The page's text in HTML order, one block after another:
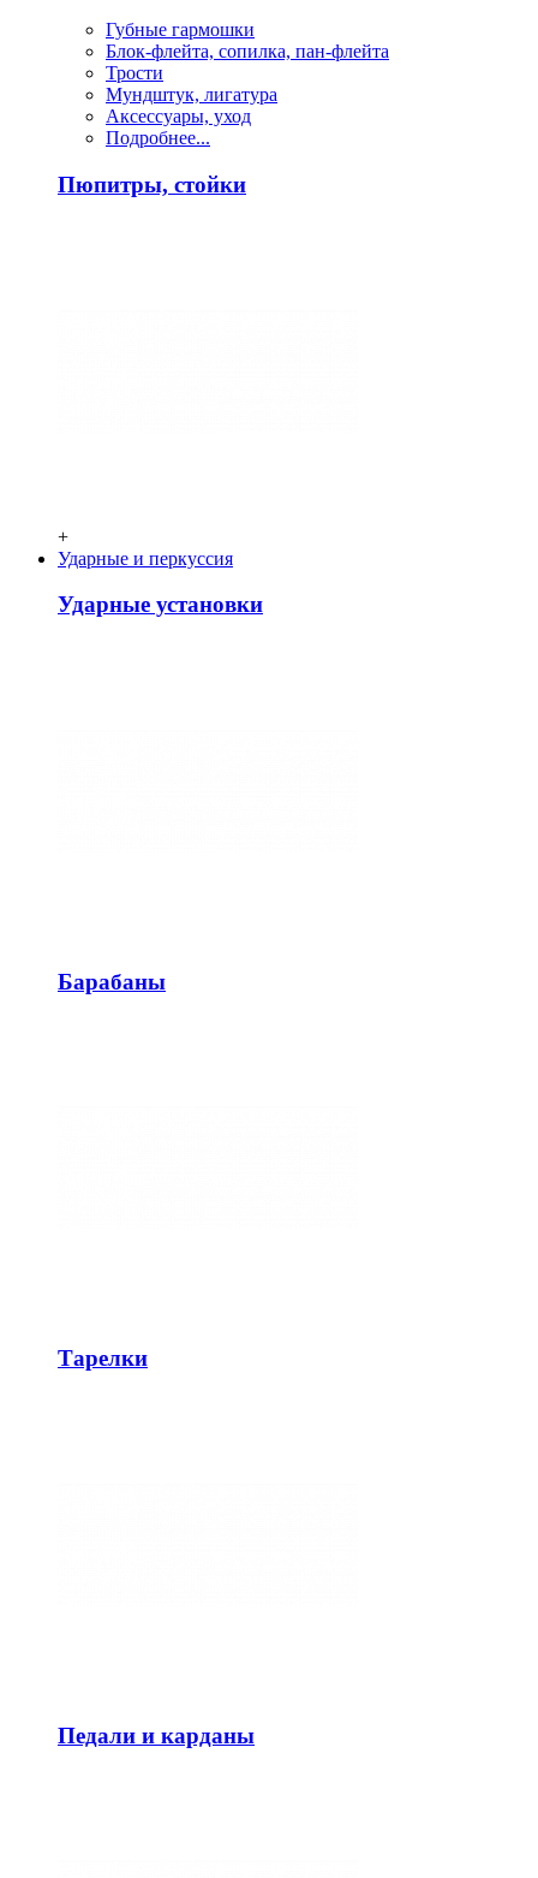
Губные гармошки
Блок-флейта, сопилка, пан-флейта
Трости
Мундштук, лигатура
Аксессуары, уход
Подробнее...
Пюпитры, стойки
+
Ударные и перкуссия
Ударные установки
Барабаны
Тарелки
Педали и карданы